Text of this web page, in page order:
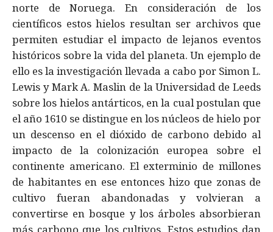
norte de Noruega. En consideración de los
científicos estos hielos resultan ser archivos que
permiten estudiar el impacto de lejanos eventos
históricos sobre la vida del planeta. Un ejemplo de
ello es la investigación llevada a cabo por Simon L.
Lewis y Mark A. Maslin de la Universidad de Leeds
sobre los hielos antárticos, en la cual postulan que
el año 1610 se distingue en los núcleos de hielo por
un descenso en el dióxido de carbono debido al
impacto de la colonización europea sobre el
continente americano. El exterminio de millones
de habitantes en ese entonces hizo que zonas de
cultivo fueran abandonadas y volvieran a
convertirse en bosque y los árboles absorbieran